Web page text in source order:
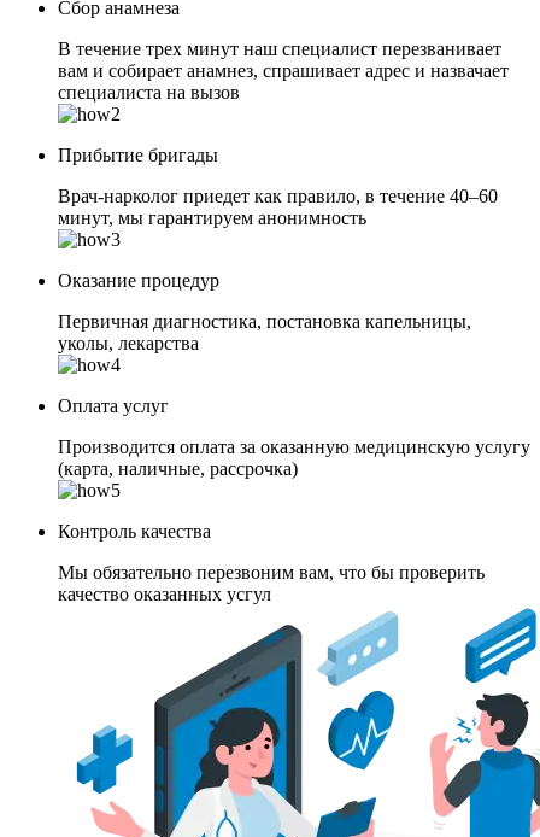
Сбор анамнеза
В течение трех минут наш специалист перезванивает
вам и собирает анамнез, спрашивает адрес и назвачает
специалиста на вызов
Прибытие бригады
Врач-нарколог приедет как правило, в течение 40–60
минут, мы гарантируем анонимность
Оказание процедур
Первичная диагностика, постановка капельницы,
уколы, лекарства
Оплата услуг
Производится оплата за оказанную медицинскую услугу
(карта, наличные, рассрочка)
Контроль качества
Мы обязательно перезвоним вам, что бы проверить
качество оказанных усгул